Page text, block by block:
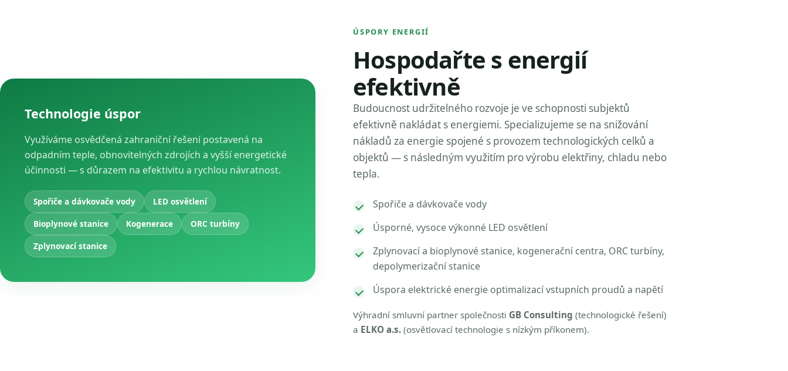
Technologie úspor
Využíváme osvědčená zahraniční řešení postavená na
odpadním teple, obnovitelných zdrojích a vyšší energetické
účinnosti — s důrazem na efektivitu a rychlou návratnost.
Spořiče a dávkovače vody
LED osvětlení
Bioplynové stanice
Kogenerace
ORC turbíny
Zplynovací stanice
ÚSPORY ENERGIÍ
Hospodařte s energií
efektivně
Budoucnost udržitelného rozvoje je ve schopnosti subjektů
efektivně nakládat s energiemi. Specializujeme se na snižování
nákladů za energie spojené s provozem technologických celků a
objektů — s následným využitím pro výrobu elektřiny, chladu nebo
tepla.
Spořiče a dávkovače vody
Úsporné, vysoce výkonné LED osvětlení
Zplynovací a bioplynové stanice, kogenerační centra, ORC turbíny,
depolymerizační stanice
Úspora elektrické energie optimalizací vstupních proudů a napětí
Výhradní smluvní partner společnosti GB Consulting (technologické řešení)
a ELKO a.s. (osvětlovací technologie s nízkým příkonem).